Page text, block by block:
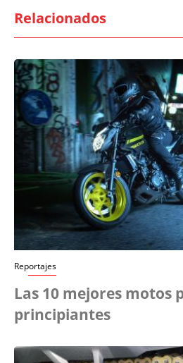
Relacionados
Reportajes
Las 10 mejores motos
principiantes